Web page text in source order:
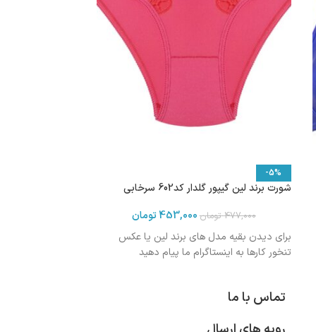
-5%
شورت برند لین گیپور گلدار کد602 سرخابی
477,000 تومان 453,000تومان
برای دیدن بقیه مدل های برند لین یا عکس
تنخور کارها به اینستاگرام ما پیام دهید
تماس با ما